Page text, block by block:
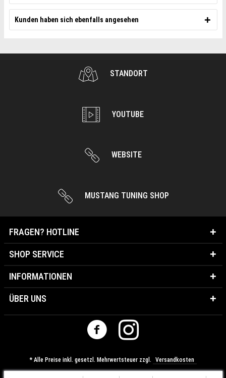
Kunden haben sich ebenfalls angesehen
STANDORT
YOUTUBE
WEBSITE
MUSTANG TUNING SHOP
FRAGEN? HOTLINE
SHOP SERVICE
INFORMATIONEN
ÜBER UNS
* Alle Preise inkl. gesetzl. Mehrwertsteuer zzgl. Versandkosten